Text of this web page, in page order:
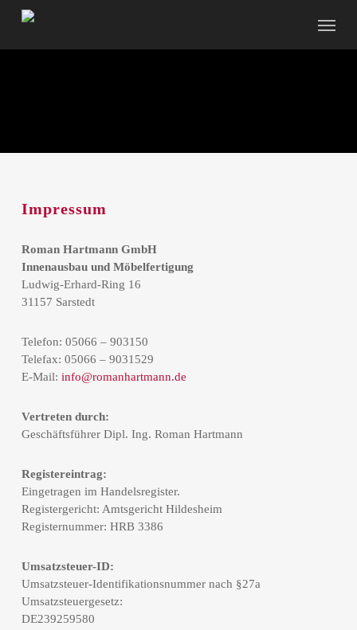
Menu
Impressum
Roman Hartmann GmbH
Innenausbau und Möbelfertigung
Ludwig-Erhard-Ring 16
31157 Sarstedt
Telefon: 05066 – 903150
Telefax: 05066 – 9031529
E-Mail: info@romanhartmann.de
Vertreten durch:
Geschäftsführer Dipl. Ing. Roman Hartmann
Registereintrag:
Eingetragen im Handelsregister.
Registergericht: Amtsgericht Hildesheim
Registernummer: HRB 3386
Umsatzsteuer-ID:
Umsatzsteuer-Identifikationsnummer nach §27a
Umsatzsteuergesetz:
DE239259580